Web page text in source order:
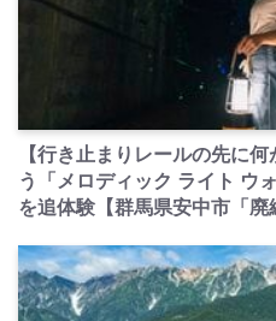
【行き止まりレールの先に
う「メロディック ライト ウ
を追体験【群馬県安中市「廃